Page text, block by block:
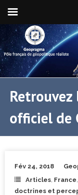
officiel de
Fév 24, 2018
Articles France
doctrines et